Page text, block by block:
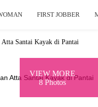
FIRST JOBBER
Santai Kayak di Pantai
VIEW MORE
8 Photos